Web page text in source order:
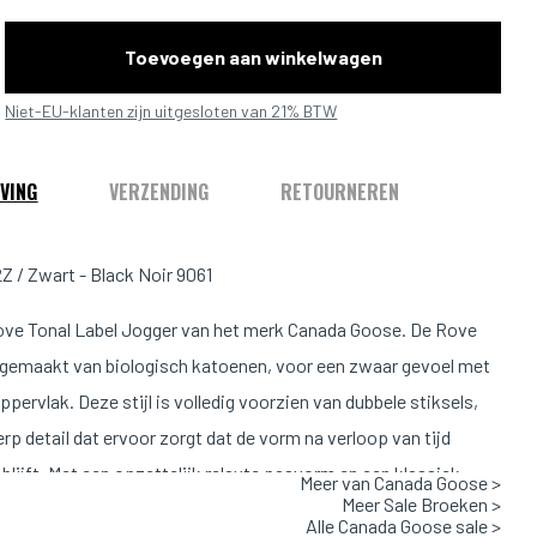
Toevoegen aan winkelwagen
Niet-EU-klanten zijn uitgesloten van 21% BTW
VERZENDING RETOURNEREN
/ Zwart - Black Noir 9061
Tonal Label Jogger van het merk Canada Goose. De Rove
van biologisch katoenen, voor een zwaar gevoel met
Deze stijl is volledig voorzien van dubbele stiksels,
detail dat ervoor zorgt dat de vorm na verloop van tijd
blijft. Met een opzettelijk relaxte pasvorm en een klassiek
Meer van Canada Goose >
Meer Sale Broeken >
Alle Canada Goose sale >